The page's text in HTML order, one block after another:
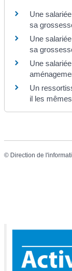
Une
sa
Une
sa
Une
Un
il les
© Direction de